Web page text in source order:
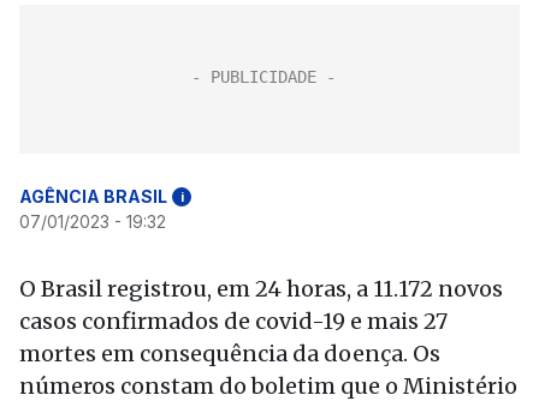
AGÊNCIA BRASIL i
07/01/2023 - 19:32
O Brasil registrou, em 24 horas, a 11.172 novos
casos confirmados de covid-19 e mais 27
mortes em consequência da doença. Os
números constam do boletim que o Ministério